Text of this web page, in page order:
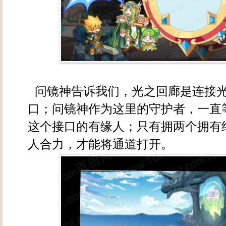
问镜神告诉我们，光之回廊是连接
口；问镜神作为这里的守护者，一
这个接口的有缘人；只有拥两个拥有
人合力，才能将通道打开。